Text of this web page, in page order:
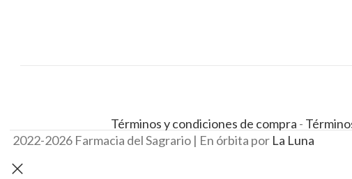
Términos y condiciones de compra -
© 2022-2026 Farmacia del Sagrario | En órbita por La Luna